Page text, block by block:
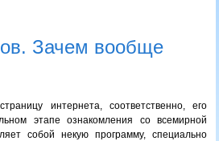
Зачем вообще
интернета, соответственно, его
этапе ознакомления со всемирной
собой некую программу, специально